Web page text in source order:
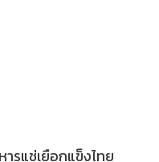
รแช่เยือกแข็งไทย